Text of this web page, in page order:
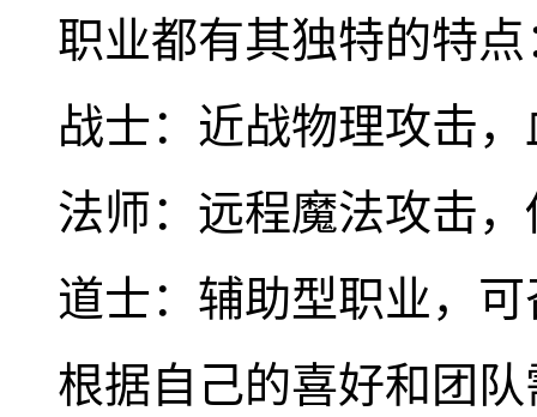
职业都有其独特的特点
战士：近战物理攻击
法师：远程魔法攻击
道士：辅助型职业，
根据自己的喜好和团